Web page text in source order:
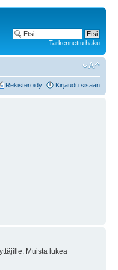
Tarkennettu haku
Rekisteröidy Kirjaudu sisään
Muista lukea